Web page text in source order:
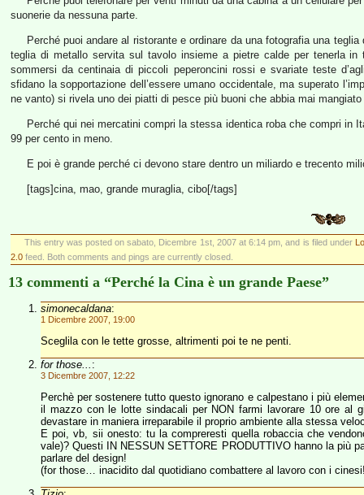
suonerie da nessuna parte.
Perché puoi andare al ristorante e ordinare da una fotografia una
teglia di metallo servita sul tavolo insieme a pietre calde per tenerla
sommersi da centinaia di piccoli peperoncini rossi e svariate teste
sfidano la sopportazione dell’essere umano occidentale, ma superato
ne vanto) si rivela uno dei piatti di pesce più buoni che abbia mai
Perché qui nei mercatini compri la stessa identica roba che compri in
99 per cento in meno.
E poi è grande perché ci devono stare dentro un miliardo e trecento
[tags]cina, mao, grande muraglia, cibo[/tags]
This entry was posted on sabato, Dicembre 1st, 2007 at 6:14 pm, and is filed under
2.0 feed. Both comments and pings are currently closed.
13 commenti a “Perché la Cina è un grande Paese”
simonecaldana:
1 Dicembre 2007, 19:00
Sceglila con le tette grosse, altrimenti poi te ne penti.
for those... :
3 Dicembre 2007, 12:22
Perchè per sostenere tutto questo ignorano e calpestano i più
il mazzo con le lotte sindacali per NON farmi lavorare 10 ore
devastare in maniera irreparabile il proprio ambiente alla stessa
E poi, vb, sii onesto: tu la compreresti quella robaccia che
vale)? Questi IN NESSUN SETTORE PRODUTTIVO hanno la più
parlare del design!
(for those… inacidito dal quotidiano combattere al lavoro con i